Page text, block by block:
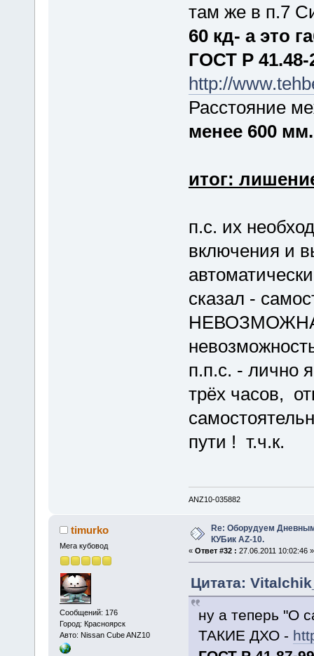
там же в п.7
60 кд- а это
ГОСТ Р 41.48-
http://
Расстояние
менее 600 мм.
итог:
п.с. их
включения и
сказал -
НЕВОЗМОЖНА,
п.п.с. - лично
трёх часов,
пути ! т.ч.к.
ANZ10-035882
timurko
Мега кубовод
Сообщений: 176
Город: Красноярск
Авто: Nissan Cube ANZ10
Re: Оборудуем
КУБик AZ-10.
« Ответ #32 : 27.06.2011 10:02:46 »
Цитата:
ну а теперь "О
ТАКИЕ ДХО -